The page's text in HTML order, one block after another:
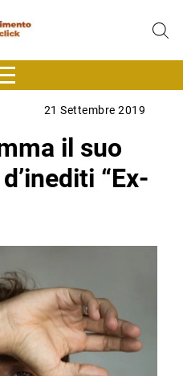
21 Settembre 2019
il suo
“Ex-